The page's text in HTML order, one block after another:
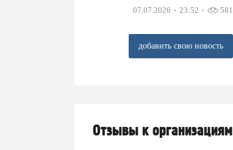
07.07.2026 23:52 581
добавить свою новость
Отзывы к организациям